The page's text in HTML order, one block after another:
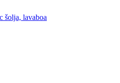
šolja, lavaboa